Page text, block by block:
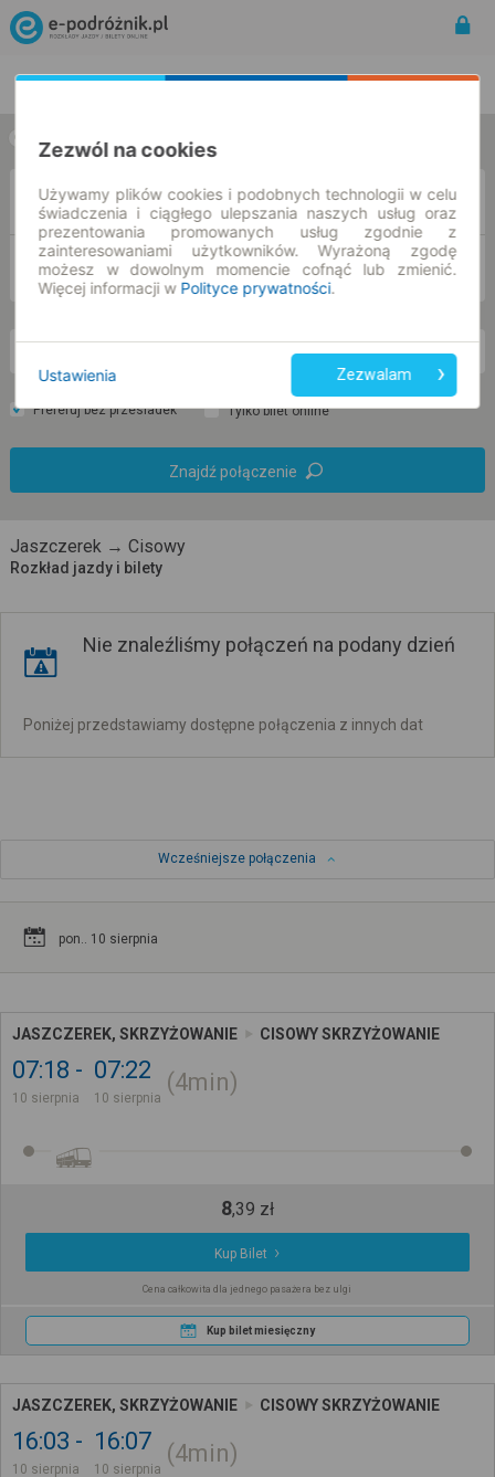
w jedną stronę w obie strony
Z
-- : --
Preferuj bez przesiadek Tylko bilet online
Znajdź połączenie
Jaszczerek → Cisowy
Rozkład jazdy i bilety
Nie znaleźliśmy połączeń na podany dzień
Poniżej przedstawiamy dostępne połączenia z innych dat
Wcześniejsze połączenia
pon.. 10 sierpnia
JASZCZEREK, SKRZYŻOWANIE CISOWY SKRZYŻOWANIE
07:18
10 sierpnia
07:22
10 sierpnia
4min
8,39 zł
Kup Bilet
Cena całkowita dla jednego pasażera bez ulgi
Kup bilet miesięczny
JASZCZEREK, SKRZYŻOWANIE CISOWY SKRZYŻOWANIE
16:03
10 sierpnia
16:07
10 sierpnia
4min
Zezwól na cookies
Używamy plików cookies i podobnych technologii w celu
świadczenia i ciągłego ulepszania naszych usług oraz
prezentowania promowanych usług zgodnie z
zainteresowaniami użytkowników. Wyrażoną zgodę
możesz w dowolnym momencie cofnąć lub zmienić.
Więcej informacji w Polityce prywatności.
Ustawienia Zezwalam